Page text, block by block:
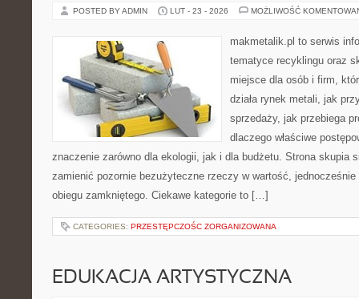
POSTED BY ADMIN LUT - 23 - 2026 MOŻLIWOŚĆ
makmetalik.pl to serwis
tematyce recyklingu oraz
miejsce dla osób i firm,
działa rynek metali, jak
sprzedaży, jak przebiega
dlaczego właściwe
znaczenie zarówno dla ekologii, jak i dla budżetu. Strona skupia
zamienić pozornie bezużyteczne rzeczy w wartość, jednocześnie
obiegu zamkniętego. Ciekawe kategorie to […]
CATEGORIES: PRZESTĘPCZOŚC ZORGANIZOWANA
EDUKACJA ARTYSTYCZNA